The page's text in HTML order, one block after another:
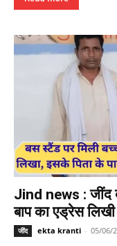
Jind news : जींद
बाप का एड्रेस लिखी
जींद ekta kranti - 05/06/